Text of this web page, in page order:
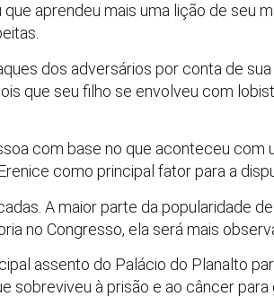
aprendeu mais uma lição de seu
dos adversários por conta de sua
que seu filho se envolveu com
com base no que aconteceu com
como principal fator para a
A maior parte da popularidade
no Congresso, ela será mais
assento do Palácio do Planalto
sobreviveu à prisão e ao câncer